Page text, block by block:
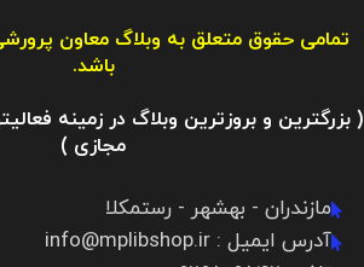
تمامی حقوق متعلق به وبلاگ معاون
باشد.
( بزرگترین و بروزترین وبلاگ در زمینه
مجازی )
مازندران - بهشهر - رستمکلا
آدرس ایمیل : info@mplibshop.ir